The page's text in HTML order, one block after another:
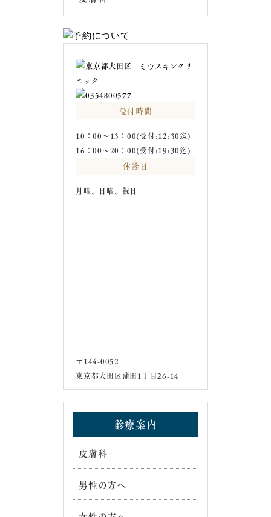
受付時間
10：00～13：00(受付:12:30迄)
16：00～20：00(受付:19:30迄)
休診日
月曜、日曜、祝日
〒144-0052
東京都大田区蒲田1丁目26-14
診療案内
皮膚科
男性の方へ